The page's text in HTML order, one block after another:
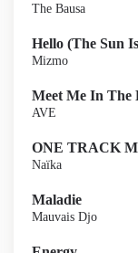
The Bausa
Hello (The Sun
Mizmo
Meet Me In The
AVE
ONE TRACK
Naïka
Maladie
Mauvais Djo